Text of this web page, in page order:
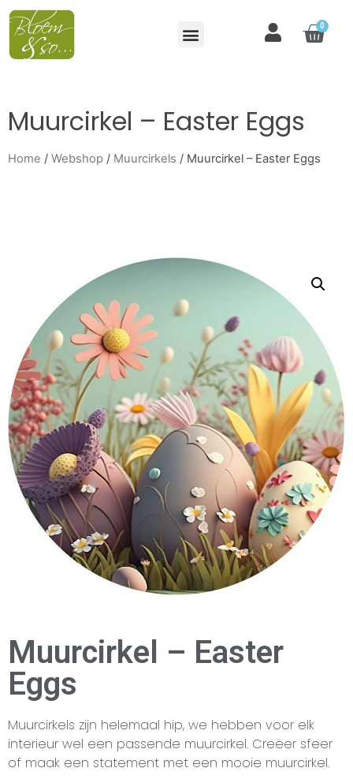
0
Muurcirkel – Easter Eggs
Home / Webshop / Muurcirkels / Muurcirkel – Easter Eggs
Muurcirkel – Easter
Eggs
Muurcirkels zijn helemaal hip, we hebben voor elk
interieur wel een passende muurcirkel. Creëer sfeer
of maak een statement met een mooie muurcirkel.